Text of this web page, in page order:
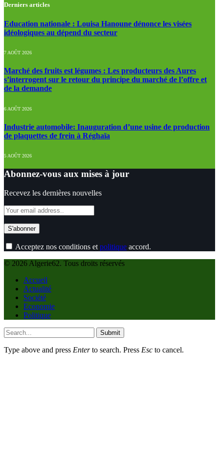
Derniers articles
Education nationale : Louisa Hanoune dénonce les visées
idéologiques au dépend du secteur
7 AOÛT 2026
Marché des fruits est légumes : Les producteurs des Aures
s’interrogent sur le retour du principe du marché de l’offre et
de la demande
6 AOÛT 2026
Industrie automobile: Inauguration d’une usine de production
de plaquettes de frein à Réghaïa
5 AOÛT 2026
Abonnez-vous aux mises à jour
Recevez les dernières nouvelles
Acceptez nos conditions et politique accord.
© 2026 Algerie62. Tous droits réservés
Accueil
Actualité
Société
Economie
Politique
Submit
Type above and press Enterto search. Press Esc to cancel.